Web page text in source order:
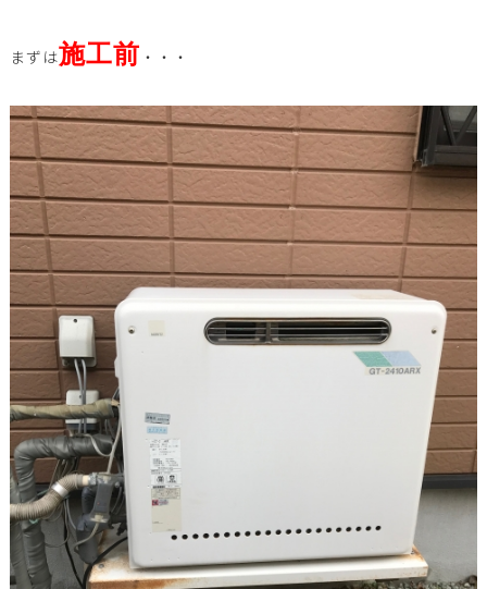
まずは施工前 ・・・